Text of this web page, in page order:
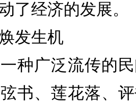
了经济的发展。
发生机
种广泛流传的
书、莲花落、